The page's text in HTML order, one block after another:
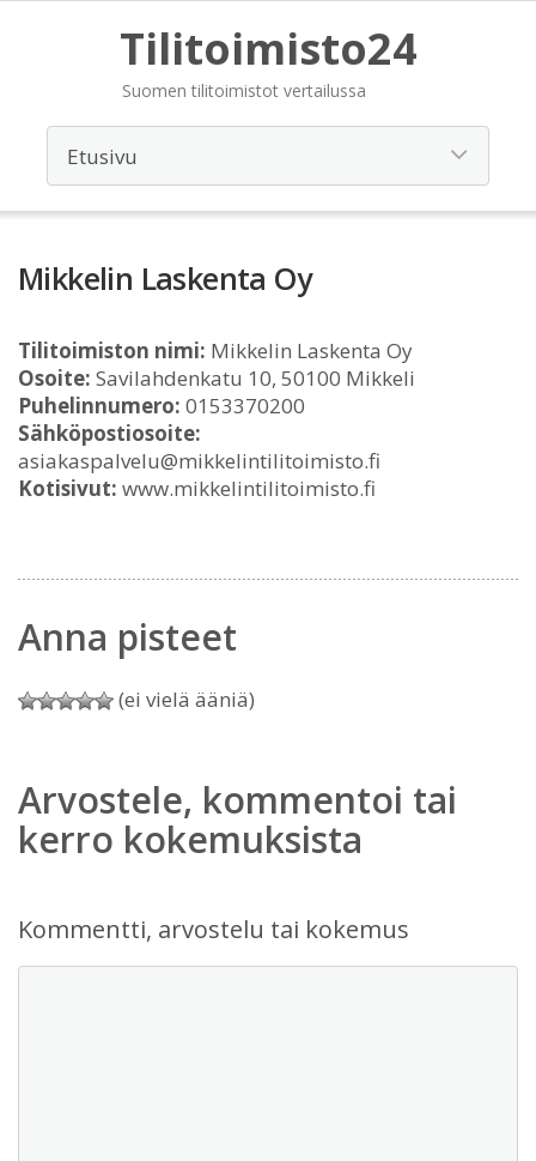
Tilitoimisto24
Suomen tilitoimistot vertailussa
Mikkelin Laskenta Oy
Tilitoimiston nimi: Mikkelin Laskenta Oy
Osoite: Savilahdenkatu 10, 50100 Mikkeli
Puhelinnumero: 0153370200
Sähköpostiosoite:
asiakaspalvelu@mikkelintilitoimisto.fi
Kotisivut: www.mikkelintilitoimisto.fi
Anna pisteet
(ei vielä ääniä)
Arvostele, kommentoi tai
kerro kokemuksista
Kommentti, arvostelu tai kokemus